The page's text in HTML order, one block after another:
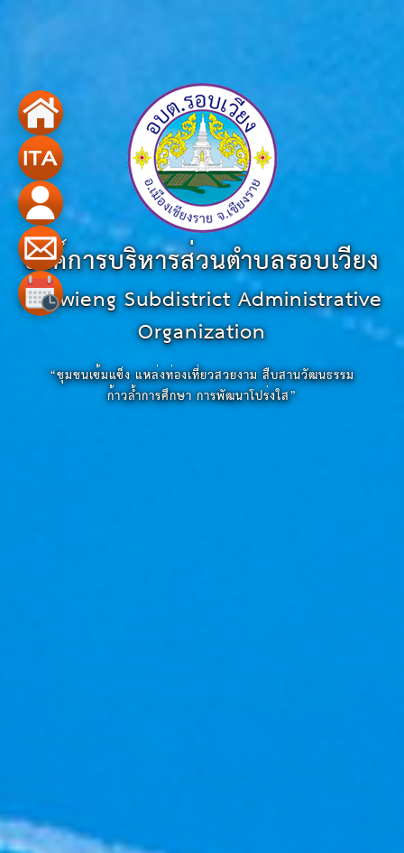
องค์การบริหารส่วนตำบลรอบเวียง
Robwieng Subdistrict Administrative
Organization
“ชุมชนเข้มแข็ง แหล่งท่องเที่ยวสวยงาม สืบสานวัฒนธรรม
ก้าวล้ำการศึกษา การพัฒนาโปร่งใส”